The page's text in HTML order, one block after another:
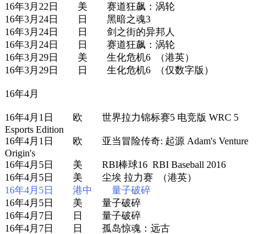
16年3月22日 美 赛道狂飙：涡轮
16年3月24日 日 黑暗之魂3
16年3月24日 日 剑之街的异邦人
16年3月24日 日 赛道狂飙：涡轮
16年3月29日 美 生化危机6 （港英）
16年3月29日 日 生化危机6 （仅数字版）
16年4月
16年4月1日 欧 世界拉力锦标赛5 电竞版 WRC 5
Esports Edition
16年4月1日 欧 亚当冒险传奇: 起源 Adam's Venture
Origin's
16年4月5日 美 RBI棒球16 RBI Baseball 2016
16年4月5日 美 尘埃 拉力赛 （港英）
16年4月5日 港中 量子破碎
16年4月5日 美 量子破碎
16年4月7日 日 量子破碎
16年4月7日 日 孤岛惊魂：远古